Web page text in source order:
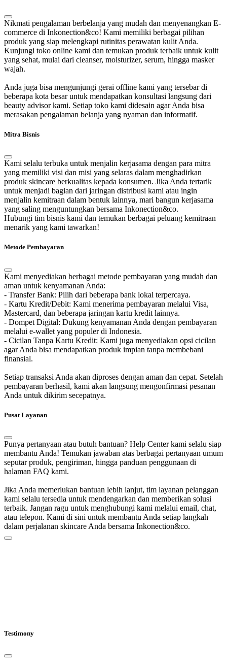
Nikmati pengalaman berbelanja yang mudah dan menyenangkan E-
commerce di Inkonection&co! Kami memiliki berbagai pilihan
produk yang siap melengkapi rutinitas perawatan kulit Anda.
Kunjungi toko online kami dan temukan produk terbaik untuk kulit
yang sehat, mulai dari cleanser, moisturizer, serum, hingga masker
wajah.
Anda juga bisa mengunjungi gerai offline kami yang tersebar di
beberapa kota besar untuk mendapatkan konsultasi langsung dari
beauty advisor kami. Setiap toko kami didesain agar Anda bisa
merasakan pengalaman belanja yang nyaman dan informatif.
Mitra Bisnis
Kami selalu terbuka untuk menjalin kerjasama dengan para mitra
yang memiliki visi dan misi yang selaras dalam menghadirkan
produk skincare berkualitas kepada konsumen. Jika Anda tertarik
untuk menjadi bagian dari jaringan distribusi kami atau ingin
menjalin kemitraan dalam bentuk lainnya, mari bangun kerjasama
yang saling menguntungkan bersama Inkonection&co.
Hubungi tim bisnis kami dan temukan berbagai peluang kemitraan
menarik yang kami tawarkan!
Metode Pembayaran
Kami menyediakan berbagai metode pembayaran yang mudah dan
aman untuk kenyamanan Anda:
- Transfer Bank: Pilih dari beberapa bank lokal terpercaya.
- Kartu Kredit/Debit: Kami menerima pembayaran melalui Visa,
Mastercard, dan beberapa jaringan kartu kredit lainnya.
- Dompet Digital: Dukung kenyamanan Anda dengan pembayaran
melalui e-wallet yang populer di Indonesia.
- Cicilan Tanpa Kartu Kredit: Kami juga menyediakan opsi cicilan
agar Anda bisa mendapatkan produk impian tanpa membebani
finansial.
Setiap transaksi Anda akan diproses dengan aman dan cepat. Setelah
pembayaran berhasil, kami akan langsung mengonfirmasi pesanan
Anda untuk dikirim secepatnya.
Pusat Layanan
Punya pertanyaan atau butuh bantuan? Help Center kami selalu siap
membantu Anda! Temukan jawaban atas berbagai pertanyaan umum
seputar produk, pengiriman, hingga panduan penggunaan di
halaman FAQ kami.
Jika Anda memerlukan bantuan lebih lanjut, tim layanan pelanggan
kami selalu tersedia untuk mendengarkan dan memberikan solusi
terbaik. Jangan ragu untuk menghubungi kami melalui email, chat,
atau telepon. Kami di sini untuk membantu Anda setiap langkah
dalam perjalanan skincare Anda bersama Inkonection&co.
Testimony